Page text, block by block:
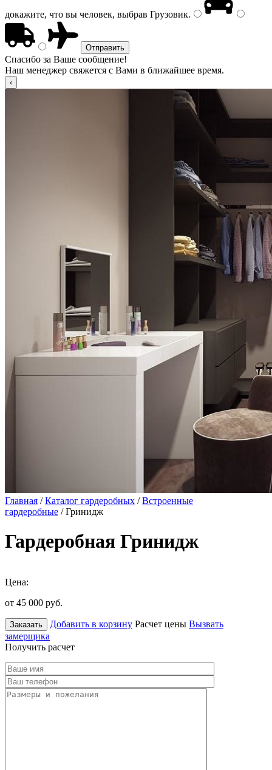
докажите, что вы человек, выбрав Грузовик.
Спасибо за Ваше сообщение!
Наш менеджер свяжется с Вами в ближайшее время.
Главная /Каталог гардеробных /Встроенные
гардеробные / Гринидж
Гардеробная Гринидж
Цена:
от 45 000 руб.
Заказать Добавить в корзину Расчет цены Вызвать
замерщика
Получить расчет